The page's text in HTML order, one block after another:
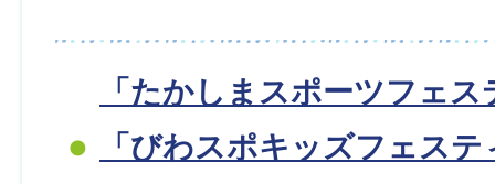
「たかしまスポーツフェ
「びわスポキッズフェス